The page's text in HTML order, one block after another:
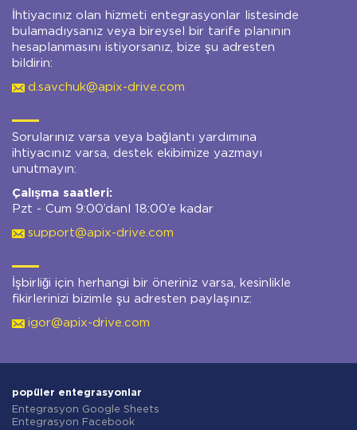
İhtiyacınız olan hizmeti entegrasyonlar listesinde
bulamadıysanız veya bireysel bir tarife planının
hesaplanmasını istiyorsanız, bize şu adresten
bildirin:
d.savchuk@apix-drive.com
Sorularınız varsa veya bağlantı yardımına
ihtiyacınız varsa, destek ekibimize yazmayı
unutmayın:
Çalışma saatleri:
Pzt - Cum 9:00’danl 18:00’e kadar
support@apix-drive.com
İşbirliği için herhangi bir öneriniz varsa, kesinlikle
fikirlerinizi bizimle şu adresten paylaşınız:
igor@apix-drive.com
popüler entegrasyonlar
Entegrasyon Google Sheets
Entegrasyon Facebook